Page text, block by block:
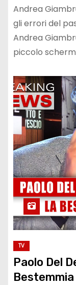
Andrea
gli errori del
Andrea
piccolo
TV
Paolo Del